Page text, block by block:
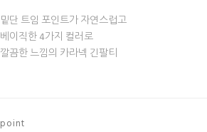
밑단 트임 포인트가 자연스럽고
베이직한 4가지 컬러로
깔끔한 느낌의 카라넥 긴팔티
p o i n t